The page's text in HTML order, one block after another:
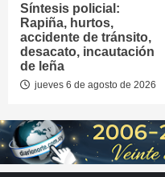
Síntesis policial:
Rapiña, hurtos,
accidente de tránsito,
desacato, incautación
de leña
jueves 6 de agosto de 2026